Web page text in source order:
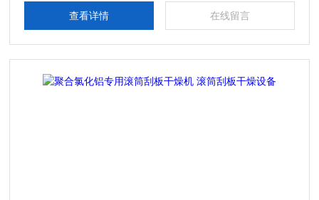
查看详情 在线留言